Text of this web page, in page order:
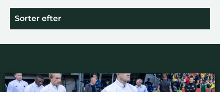
Sorter efter